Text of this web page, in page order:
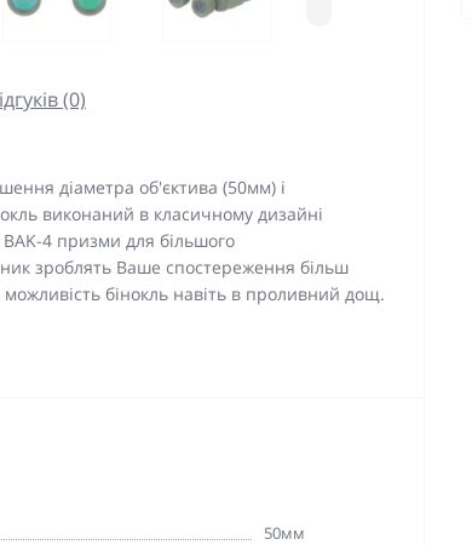
(0)
діаметра об'єктива (50мм) і
виконаний в класичному дизайні
4 призми для більшого
зроблять Ваше спостереження більш
бінокль навіть в проливний дощ.
50мм